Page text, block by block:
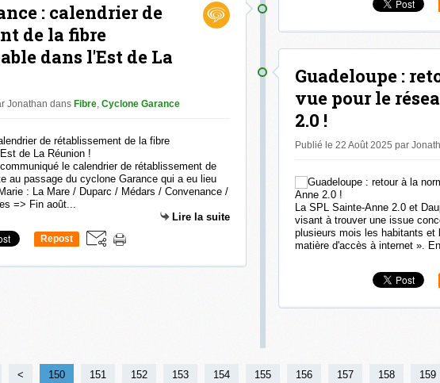
: calendrier de
de la fibre
dans l'Est de La
Jonathan dans Fibre, Cyclone Garance
le calendrier de rétablissement de
au passage du cyclone Garance qui a eu lieu
: La Mare / Duparc / Médars / Convenance /
=> Fin août...
Lire la suite
Repost
Guadeloupe :
vue pour le
2.0 !
Publié le 22 Août 2025 par
La SPL Sainte-Anne 2.0 et
visant à trouver une issue
plusieurs mois les habitants et
matière d'accès à internet ».
< 100
110
120
130
140
150 151 152 153 154 155 156 157 158 159